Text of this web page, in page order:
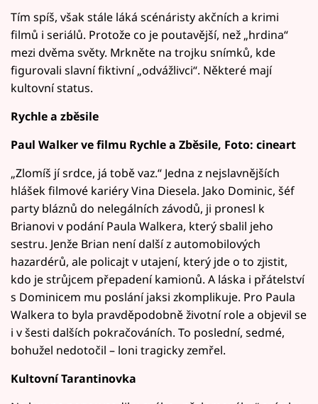
Tím spíš, však stále láká scénáristy akčních a krimi
filmů i seriálů. Protože co je poutavější, než „hrdina“
mezi dvěma světy. Mrkněte na trojku snímků, kde
figurovali slavní fiktivní „odvážlivci“. Některé mají
kultovní status.
Rychle a zběsile
Paul Walker ve filmu Rychle a Zběsile, Foto: cineart
„Zlomíš jí srdce, já tobě vaz.“ Jedna z nejslavnějších
hlášek filmové kariéry Vina Diesela. Jako Dominic, šéf
party bláznů do nelegálních závodů, ji pronesl k
Brianovi v podání Paula Walkera, který sbalil jeho
sestru. Jenže Brian není další z automobilových
hazardérů, ale policajt v utajení, který jde o to zjistit,
kdo je strůjcem přepadení kamionů. A láska i přátelství
s Dominicem mu poslání jaksi zkomplikuje. Pro Paula
Walkera to byla pravděpodobně životní role a objevil se
i v šesti dalších pokračováních. To poslední, sedmé,
bohužel nedotočil – loni tragicky zemřel.
Kultovní Tarantinovka